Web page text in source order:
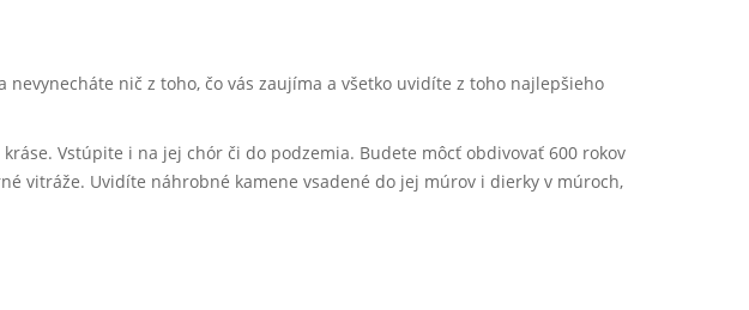
nič z toho, čo vás zaujíma a všetko uvidíte z toho najlepšieho
Vstúpite i na jej chór či do podzemia. Budete môcť obdivovať 600 rokov
vitráže. Uvidíte náhrobné kamene vsadené do jej múrov i dierky v múroch,